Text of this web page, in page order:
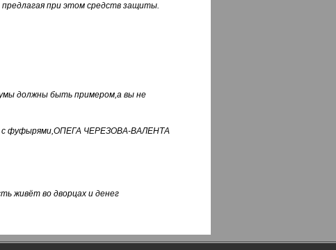
при этом средств защиты.
должны быть примером,а вы не
с фуфырями,ОПЕГА ЧЕРЕЗОВА-ВАЛЕНТА
живёт во дворцах и денег